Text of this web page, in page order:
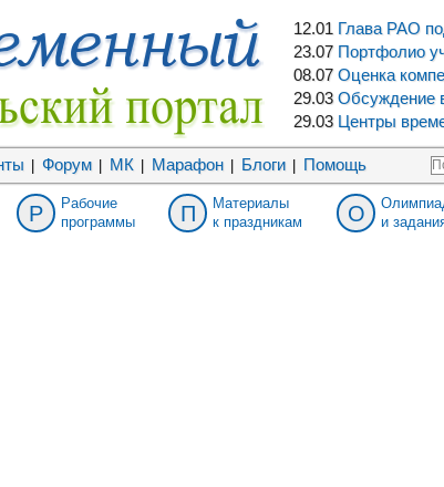
12.01 Глава РАО
23.07 Портфолио
08.07 Оценка
29.03 Обсуждение
29.03 Центры
Форум МК Марафон Блоги Помощь
Р
Рабочие
программы
П
Материалы
к праздникам
О
и